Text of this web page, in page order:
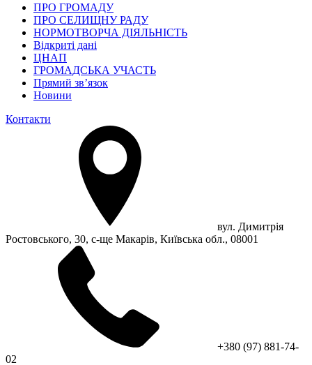
ПРО ГРОМАДУ
ПРО СЕЛИЩНУ РАДУ
НОРМОТВОРЧА ДІЯЛЬНІСТЬ
Відкриті дані
ЦНАП
ГРОМАДСЬКА УЧАСТЬ
Прямий зв’язок
Новини
Контакти
вул. Димитрія
Ростовського, 30, с-ще Макарів, Київська обл., 08001
+380 (97) 881-74-
02